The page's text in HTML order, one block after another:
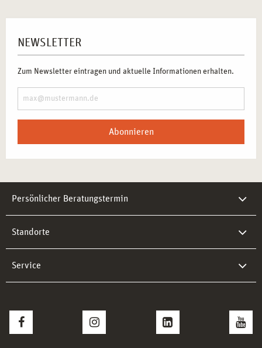
NEWSLETTER
Zum Newsletter eintragen und aktuelle Informationen erhalten.
Abonnieren
Persönlicher Beratungstermin
Standorte
Service